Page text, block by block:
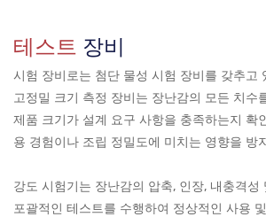
테스트 장비
시험 장비로는 첨단 물성 시험 장비를 갖추고
고정밀 크기 측정 장비는 장난감의 모든 치수
제품 크기가 설계 요구 사항을 충족하는지 확
용 경험이나 조립 정밀도에 미치는 영향을 방
강도 시험기는 장난감의 압축, 인장, 내충격성
포괄적인 테스트를 수행하여 정상적인 사용